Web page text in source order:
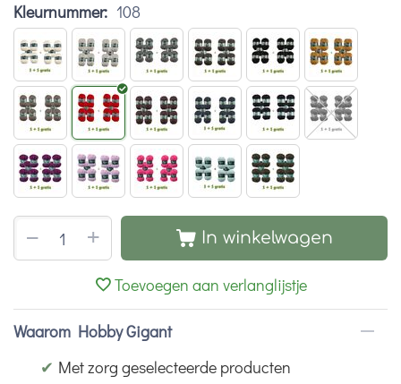
Kleurnummer: 108
+
− In winkelwagen
Toevoegen aan verlanglijstje
Waarom Hobby Gigant
✔ Met zorg geselecteerde producten